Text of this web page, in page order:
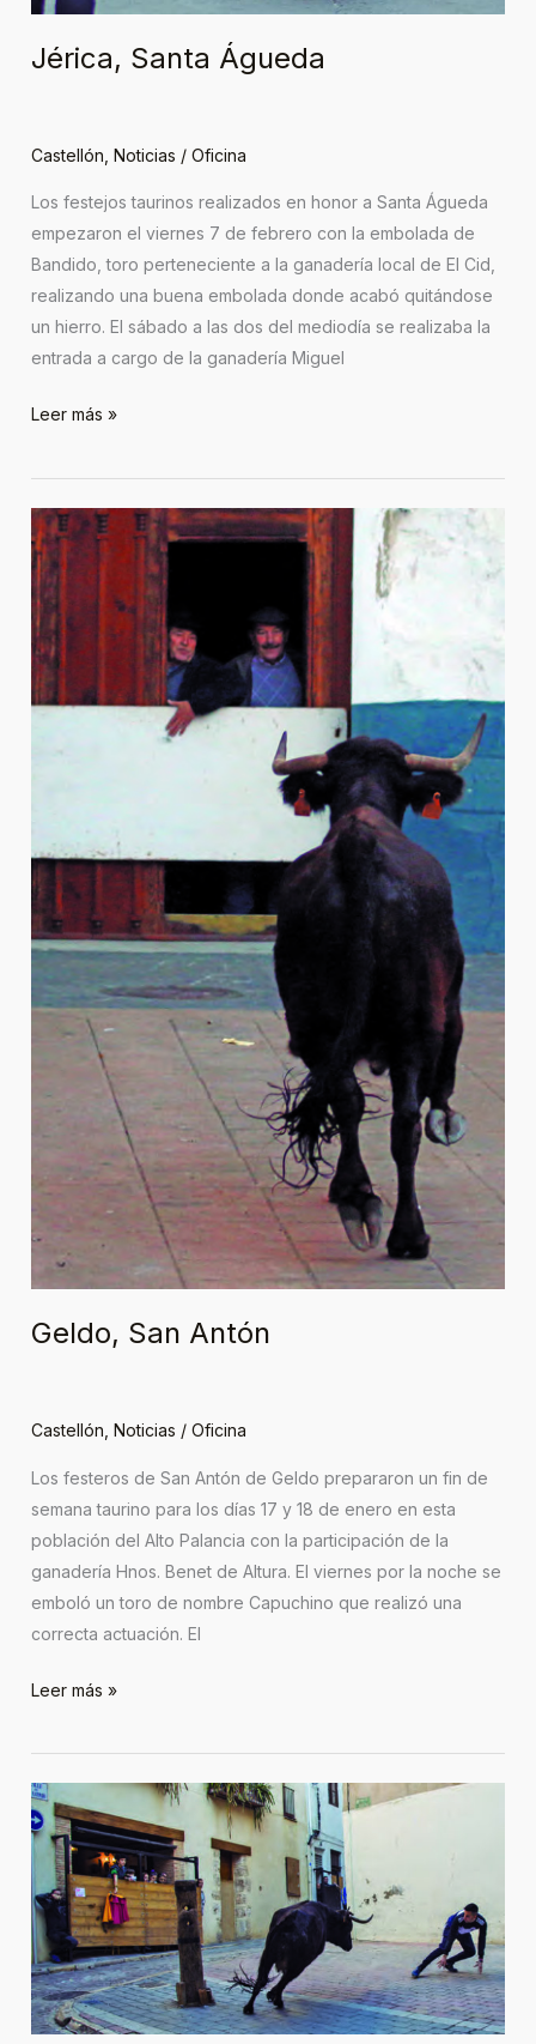
Jérica, Santa Águeda
Castellón Noticias / Oficina
Los festejos taurinos realizados en honor a Santa Águeda
empezaron el viernes 7 de febrero con la embolada de
Bandido, toro perteneciente a la ganadería local de El Cid,
realizando una buena embolada donde acabó quitándose
un hierro. El sábado a las dos del mediodía se realizaba la
entrada a cargo de la ganadería Miguel
Leer más »
Geldo, San Antón
Castellón Noticias / Oficina
Los festeros de San Antón de Geldo prepararon un fin de
semana taurino para los días 17 y 18 de enero en esta
población del Alto Palancia con la participación de la
ganadería Hnos. Benet de Altura. El viernes por la noche se
emboló un toro de nombre Capuchino que realizó una
correcta actuación. El
Geldo,
San
Antón
Leer más »
Segorbe,
San
Antón